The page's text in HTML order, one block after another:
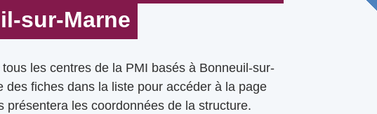
sur-Marne
les centres de la PMI basés à Bonneuil-sur-
des fiches dans la liste pour accéder à la page
présentera les coordonnées de la structure.